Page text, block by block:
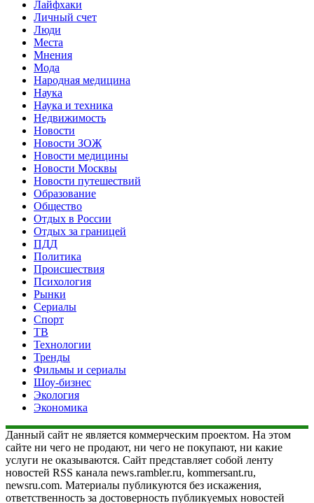
Лайфхаки
Личный счет
Люди
Места
Мнения
Мода
Народная медицина
Наука
Наука и техника
Недвижимость
Новости
Новости ЗОЖ
Новости медицины
Новости Москвы
Новости путешествий
Образование
Общество
Отдых в России
Отдых за границей
ПДД
Политика
Происшествия
Психология
Рынки
Сериалы
Спорт
ТВ
Технологии
Тренды
Фильмы и сериалы
Шоу-бизнес
Экология
Экономика
Данный сайт не является коммерческим проектом. На этом
сайте ни чего не продают, ни чего не покупают, ни какие
услуги не оказываются. Сайт представляет собой ленту
новостей RSS канала news.rambler.ru, kommersant.ru,
newsru.com. Материалы публикуются без искажения,
ответственность за достоверность публикуемых новостей